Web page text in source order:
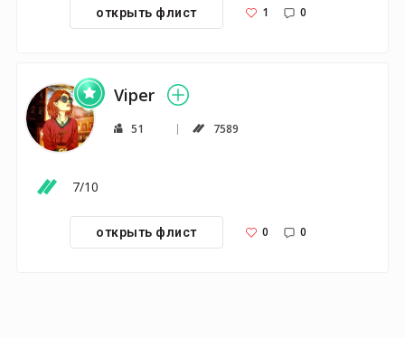
открыть флист 1 0
Viper
51 7589
7/10
открыть флист 0 0